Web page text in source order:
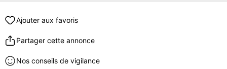
Ajouter aux favoris
Partager cette annonce
Nos conseils de vigilance